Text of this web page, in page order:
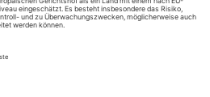
und Wiedergabe» von 1929